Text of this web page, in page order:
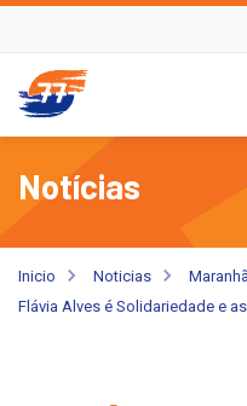
Notícias
Inicio Noticias
Flávia Alves é Solidariedade e